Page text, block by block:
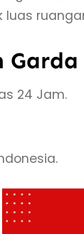
luas
Garda
24 Jam.